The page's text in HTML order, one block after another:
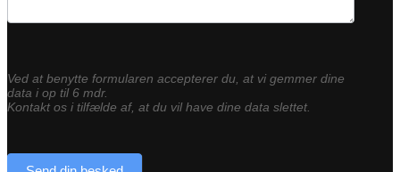
Ved at benytte formularen accepterer du, at vi gemmer dine
data i op til 6 mdr.
Kontakt os i tilfælde af, at du vil have dine data slettet.